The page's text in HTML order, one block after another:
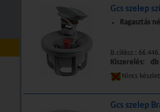
Gcs szelep
Ragasztás
B.cikksz.:
Kiszerelés: db
Nincs
Gcs szelep